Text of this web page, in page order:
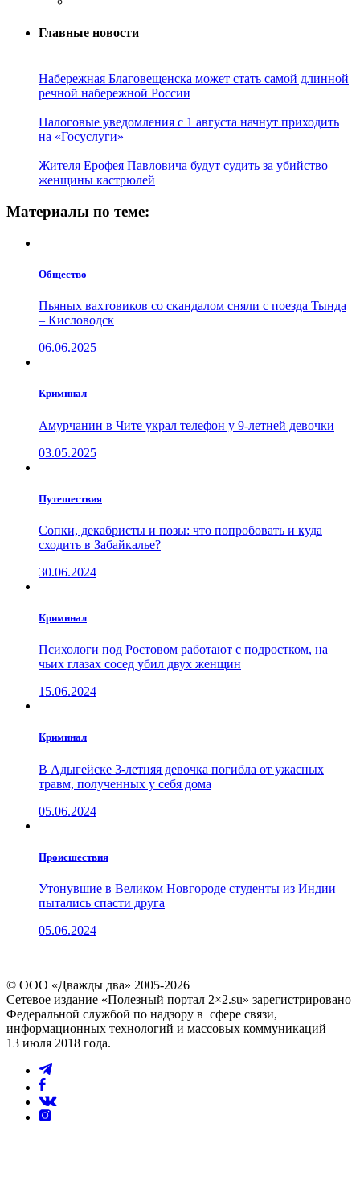
Главные новости
Набережная Благовещенска может стать самой длинной
речной набережной России
Налоговые уведомления с 1 августа начнут приходить
на «Госуслуги»
Жителя Ерофея Павловича будут судить за убийство
женщины кастрюлей
Материалы по теме:
Общество
Пьяных вахтовиков со скандалом сняли с поезда Тында
– Кисловодск
06.06.2025
Криминал
Амурчанин в Чите украл телефон у 9-летней девочки
03.05.2025
Путешествия
Сопки, декабристы и позы: что попробовать и куда
сходить в Забайкалье?
30.06.2024
Криминал
Психологи под Ростовом работают с подростком, на
чьих глазах сосед убил двух женщин
15.06.2024
Криминал
В Адыгейске 3-летняя девочка погибла от ужасных
травм, полученных у себя дома
05.06.2024
Проиcшествия
Утонувшие в Великом Новгороде студенты из Индии
пытались спасти друга
05.06.2024
© ООО «Дважды два» 2005-2026
Сетевое издание «Полезный портал 2×2.su» зарегистрировано
Федеральной службой по надзору в сфере связи,
информационных технологий и массовых коммуникаций
13 июля 2018 года.